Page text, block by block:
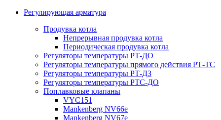
Регулирующая арматура
Продувка котла
Непрерывная продувка котла
Периодическая продувка котла
Регуляторы температуры РТ-ДО
Регуляторы температуры прямого действия РТ-ТС
Регуляторы температуры РТ-ДЗ
Регуляторы температуры РТС-ДО
Поплавковые клапаны
VYC151
Mankenberg NV66e
Mankenberg NV67e